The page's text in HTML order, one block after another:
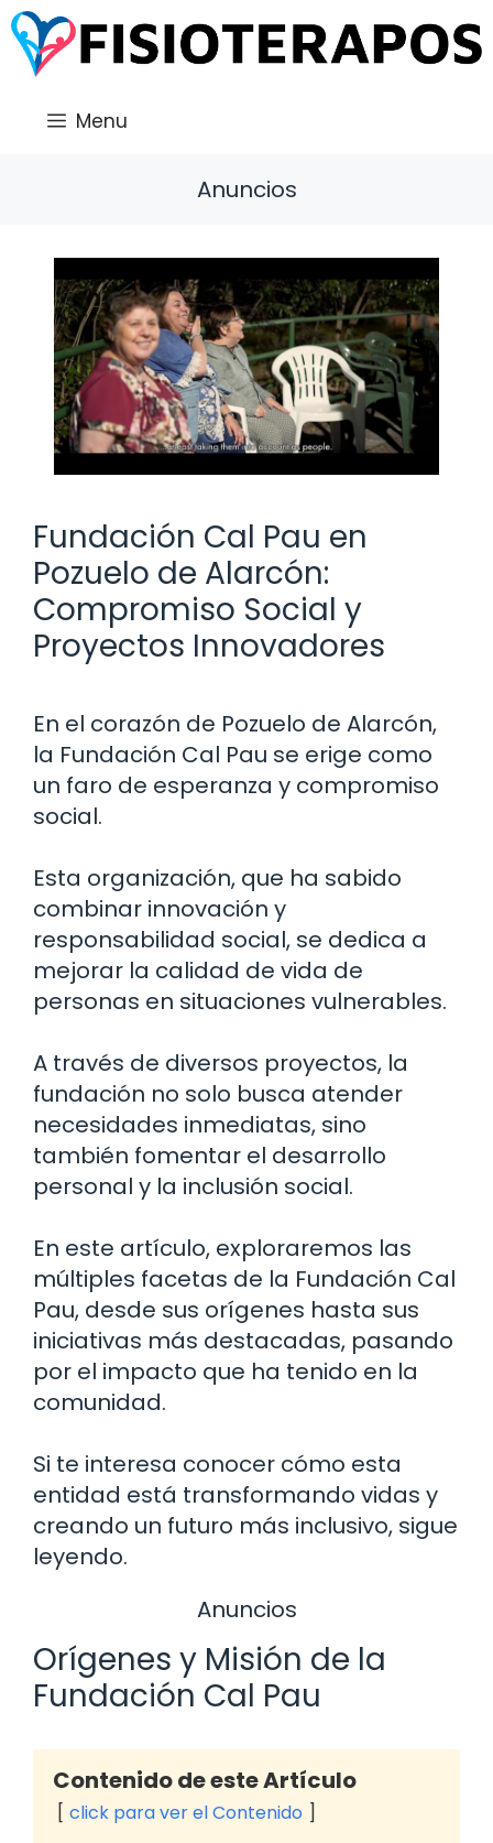
Saltar
al
contenido
Menu
Anuncios
Fundación Cal Pau en
Pozuelo de Alarcón:
Compromiso Social y
Proyectos Innovadores
En el corazón de Pozuelo de Alarcón,
la Fundación Cal Pau se erige como
un faro de esperanza y compromiso
social.
Esta organización, que ha sabido
combinar innovación y
responsabilidad social, se dedica a
mejorar la calidad de vida de
personas en situaciones vulnerables.
A través de diversos proyectos, la
fundación no solo busca atender
necesidades inmediatas, sino
también fomentar el desarrollo
personal y la inclusión social.
En este artículo, exploraremos las
múltiples facetas de la Fundación Cal
Pau, desde sus orígenes hasta sus
iniciativas más destacadas, pasando
por el impacto que ha tenido en la
comunidad.
Si te interesa conocer cómo esta
entidad está transformando vidas y
creando un futuro más inclusivo, sigue
leyendo.
Anuncios
Orígenes y Misión de la
Fundación Cal Pau
Contenido de este Artículo
click para ver el Contenido